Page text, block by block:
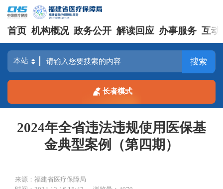
首页 机构概况 政务公开 解读回应 办事服务 互动
搜索
长者模式
2024年全省违法违规使用医保基
金典型案例（第四期）
来源：福建省医疗保障局